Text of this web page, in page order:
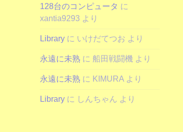
128台のコンピュータ に
xantia9293 より
Library に いけだてつお より
永遠に未熟 に船田戦闘機 より
永遠に未熟 に KIMURA より
Library に しんちゃん より